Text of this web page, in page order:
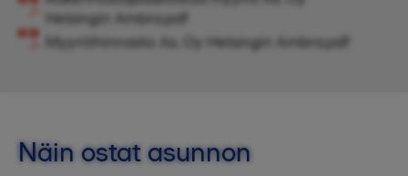
Helsingin Ambra.pdf
Myyntihinnasto As. Oy Helsingin Ambra.pdf
Näin ostat asunnon